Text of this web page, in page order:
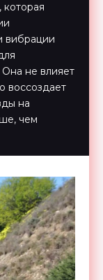
которая
вибрации
Она не влияет
воссоздает
на
чем